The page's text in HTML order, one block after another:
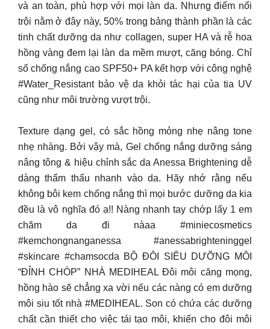
và an toàn, phù hợp với mọi làn da. Nhưng điểm nổi
trội nằm ở đây này, 50% trong bảng thành phần là các
tinh chất dưỡng da như collagen, super HA và rễ hoa
hồng vàng đem lại làn da mềm mượt, căng bóng. Chỉ
số chống nắng cao SPF50+ PA kết hợp với công nghệ
#Water_Resistant bảo vệ da khỏi tác hại của tia UV
cũng như môi trường vượt trội.
Texture dạng gel, có sắc hồng mỏng nhẹ nâng tone
nhẹ nhàng. Bởi vậy mà, Gel chống nắng dưỡng sáng
nâng tông & hiệu chỉnh sắc da Anessa Brightening dễ
dàng thẩm thấu nhanh vào da. Hãy nhớ rằng nếu
không bôi kem chống nắng thì mọi bước dưỡng da kia
đều là vô nghĩa đó ạ!! Nàng nhanh tay chớp lấy 1 em
chăm da đi nàaa #miniecosmetics
#kemchongnanganessa #anessabrighteninggel
#skincare #chamsocda BỘ ĐÔI SIÊU DƯỠNG MÔI
“ĐỈNH CHÓP” NHÀ MEDIHEAL Đôi môi căng mọng,
hồng hào sẽ chẳng xa vời nếu các nàng có em dưỡng
môi siu tốt nhà #MEDIHEAL. Son có chứa các dưỡng
chất cần thiết cho việc tái tạo môi, khiến cho đôi môi